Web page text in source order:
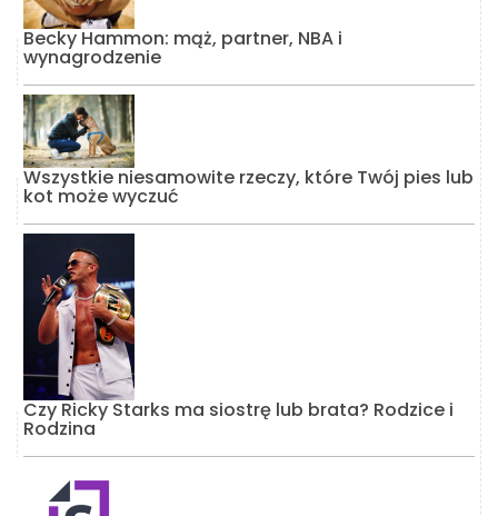
Becky Hammon: mąż, partner, NBA i
wynagrodzenie
Wszystkie niesamowite rzeczy, które Twój pies lub
kot może wyczuć
Czy Ricky Starks ma siostrę lub brata? Rodzice i
Rodzina